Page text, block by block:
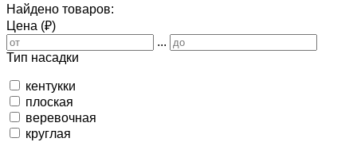
Найдено товаров:
Цена (₽)
...
Тип насадки
кентукки
плоская
веревочная
круглая